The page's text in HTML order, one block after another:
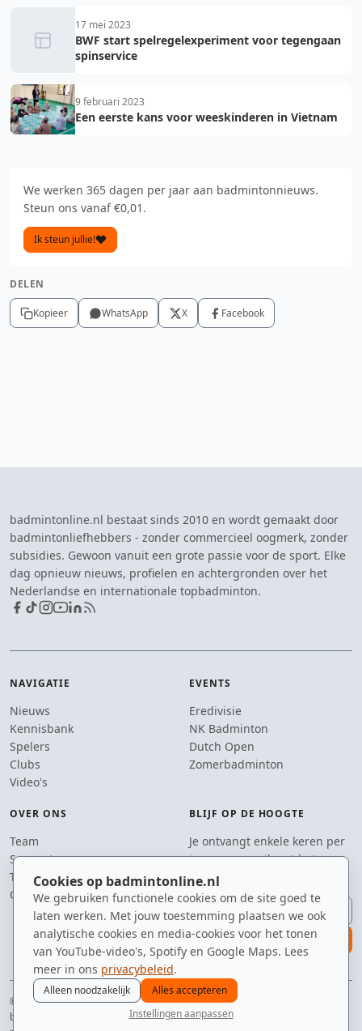
Cookies op badmintonline.nl
We gebruiken functionele cookies om de site goed te
laten werken. Met jouw toestemming plaatsen we ook
analytische cookies en media-cookies voor het tonen
van YouTube-video's, Spotify en Google Maps. Lees
meer in ons privacybeleid.
Alleen noodzakelijk
Alles accepteren
Instellingen aanpassen
17 mei 2023
BWF start spelregelexperiment voor tegengaan
spinservice
9 februari 2023
Een eerste kans voor weeskinderen in Vietnam
We werken 365 dagen per jaar aan badmintonnieuws.
Steun ons vanaf €0,01.
Ik steun jullie!
DELEN
Kopieer WhatsApp X Facebook
badmintonline.nl bestaat sinds 2010 en wordt gemaakt door
badmintonliefhebbers - zonder commercieel oogmerk, zonder
subsidies. Gewoon vanuit een grote passie voor de sport. Elke
dag opnieuw nieuws, profielen en achtergronden over het
Nederlandse en internationale topbadminton.
NAVIGATIE
Nieuws
Kennisbank
Spelers
Clubs
Video's
EVENTS
Eredivisie
NK Badminton
Dutch Open
Zomerbadminton
OVER ONS
Team
Supporters
Tip de redactie
Contact
BLIJF OP DE HOOGTE
Je ontvangt enkele keren per
jaar een e-mail met het
laatste badmintonnieuws.
E-mailadres
aanmelden
© 2010–2026 badmintonline.nl · gemaakt in Brabant, met liefde voor
badminton
spelers ranglijst zomer